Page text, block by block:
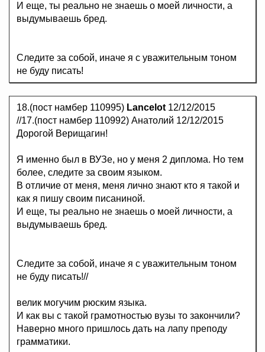
И еще, ты реально не знаешь о моей личности, а
выдумываешь бред.
Следите за собой, иначе я с уважительным тоном
не буду писать!
18.(пост намбер 110995) Lancelot 12/12/2015
//17.(пост намбер 110992) Анатолий 12/12/2015
Дорогой Верищагин!
Я именно был в ВУЗе, но у меня 2 диплома. Но тем
более, следите за своим языком.
В отличие от меня, меня лично знают кто я такой и
как я пишу своим писаниной.
И еще, ты реально не знаешь о моей личности, а
выдумываешь бред.
Следите за собой, иначе я с уважительным тоном
не буду писать!//
велик могучим рюским языка.
И как вы с такой грамотностью вузы то закончили?
Наверно много пришлось дать на лапу преподу
грамматики.